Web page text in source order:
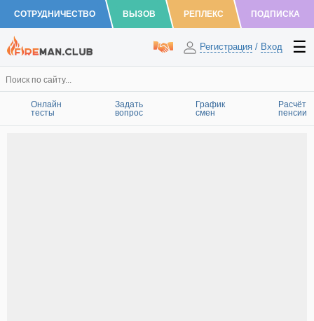
СОТРУДНИЧЕСТВО ВЫЗОВ РЕПЛЕКС ПОДПИСКА
Регистрация / Вход
Онлайн
тесты
Задать
вопрос
График
смен
Расчёт
пенсии